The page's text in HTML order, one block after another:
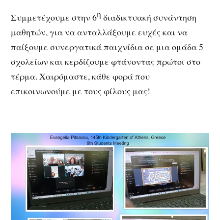
Συμμετέχουμε στην 6η διαδικτυακή συνάντηση
μαθητών, για να ανταλλάξουμε ευχές και να
παίξουμε συνεργατικά παιχνίδια σε μια ομάδα 5
σχολείων και κερδίζουμε φτάνοντας πρώτοι στο
τέρμα. Χαιρόμαστε, κάθε φορά που
επικοινωνούμε με τους φίλους μας!